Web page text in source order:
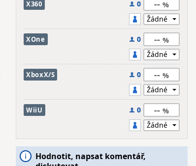
X360 0 --
XOne 0 --
XboxX/S 0 --
WiiU 0 --
Hodnotit, napsat komentář,